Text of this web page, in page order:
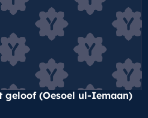
geloof (Oesoel ul-Iemaan)